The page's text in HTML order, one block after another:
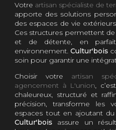
Votre artisan spécialiste de
apporte des solutions
des espaces de vie
Ces structures permettent
et de détente, en
environnement. Cultur'bois
soin pour garantir une
Choisir votre artisan
agencement à L'union,
chaleureux, structuré et
précision, transforme les
espaces tout en ajoutant du
Cultur'bois assure un